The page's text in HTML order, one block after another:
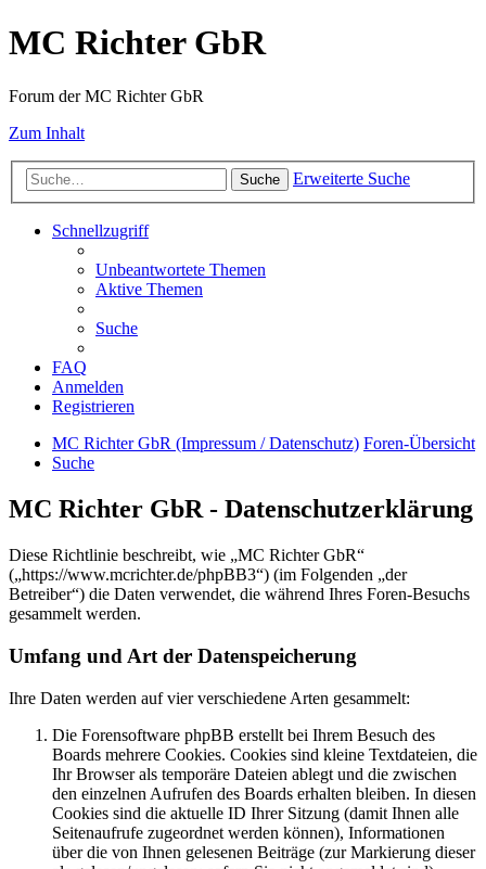
MC Richter GbR
Forum der MC Richter GbR
Zum Inhalt
Suche Erweiterte Suche
Schnellzugriff
Unbeantwortete Themen
Aktive Themen
Suche
FAQ
Anmelden
Registrieren
MC Richter GbR (Impressum / Datenschutz) Foren-Übersicht
Suche
MC Richter GbR - Datenschutzerklärung
Diese Richtlinie beschreibt, wie „MC Richter GbR“
(„https://www.mcrichter.de/phpBB3“) (im Folgenden „der
Betreiber“) die Daten verwendet, die während Ihres Foren-Besuchs
gesammelt werden.
Umfang und Art der Datenspeicherung
Ihre Daten werden auf vier verschiedene Arten gesammelt:
Die Forensoftware phpBB erstellt bei Ihrem Besuch des
Boards mehrere Cookies. Cookies sind kleine Textdateien, die
Ihr Browser als temporäre Dateien ablegt und die zwischen
den einzelnen Aufrufen des Boards erhalten bleiben. In diesen
Cookies sind die aktuelle ID Ihrer Sitzung (damit Ihnen alle
Seitenaufrufe zugeordnet werden können), Informationen
über die von Ihnen gelesenen Beiträge (zur Markierung dieser